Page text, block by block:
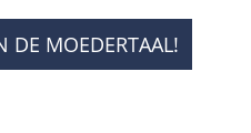
DE MOEDERTAAL!